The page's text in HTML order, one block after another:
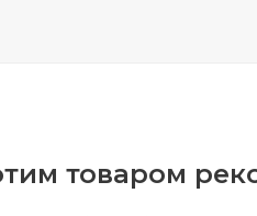
товаром